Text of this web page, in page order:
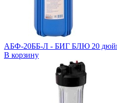
АБФ-20ББ-Л - БИГ БЛЮ 20
В корзину